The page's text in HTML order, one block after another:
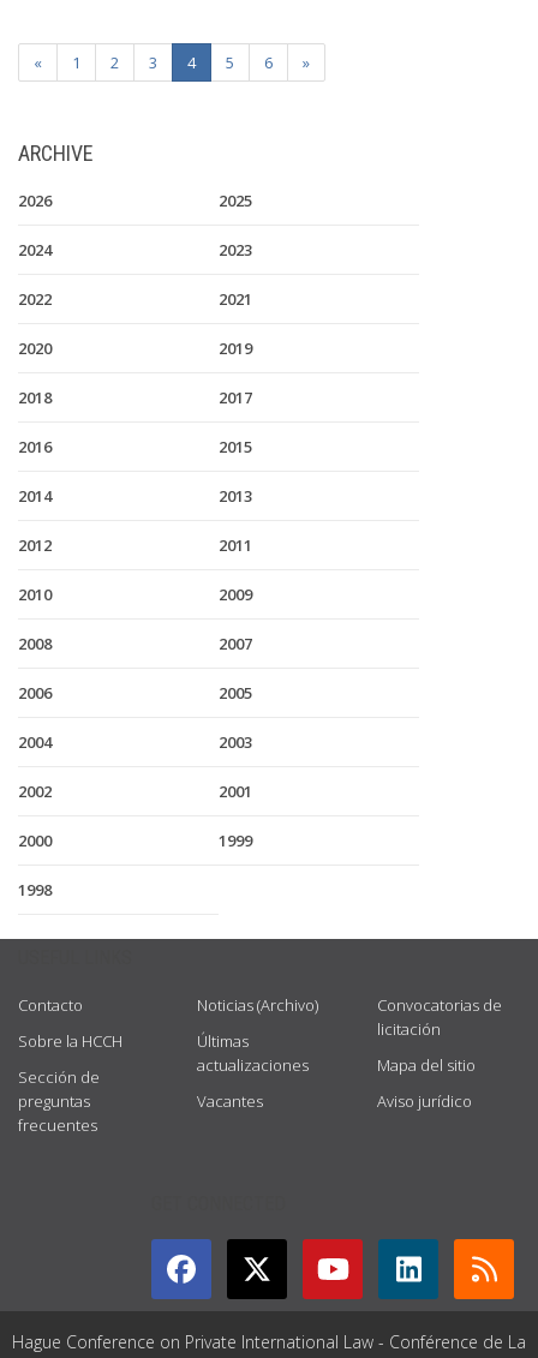
« 1 2 3 4 5 6 »
ARCHIVE
2026 2025
2024 2023
2022 2021
2020 2019
2018 2017
2016 2015
2014 2013
2012 2011
2010 2009
2008 2007
2006 2005
2004 2003
2002 2001
2000 1999
1998
Contacto
Sobre la HCCH
Sección de
preguntas
frecuentes
Noticias (Archivo)
Últimas
actualizaciones
Vacantes
Convocatorias de
licitación
Mapa del sitio
Aviso jurídico
Hague Conference on Private International Law - Conférence de La